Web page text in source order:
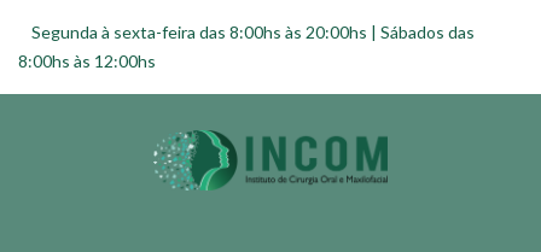
Segunda à sexta-feira das 8:00hs às 20:00hs | Sábados das
8:00hs às 12:00hs